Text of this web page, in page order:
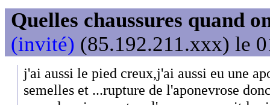
Quelles chaussures quand
(invité) (85.192.211.xxx) le
j'ai aussi le pied creux,j'ai aussi eu une
semelles et ...rupture de l'aponevrose